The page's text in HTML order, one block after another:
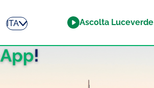
ITA Ascolta Luceverde